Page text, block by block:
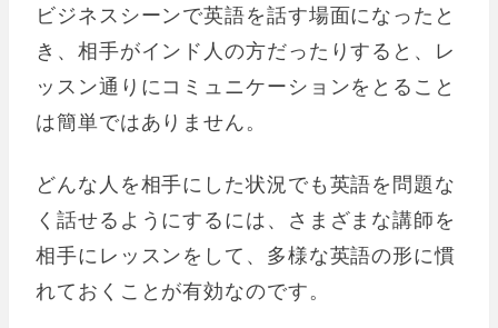
ビジネスシーンで英語を話す場面になったと
き、相手がインド人の方だったりすると、レ
ッスン通りにコミュニケーションをとること
は簡単ではありません。
どんな人を相手にした状況でも英語を問題な
く話せるようにするには、さまざまな講師を
相手にレッスンをして、多様な英語の形に慣
れておくことが有効なのです。